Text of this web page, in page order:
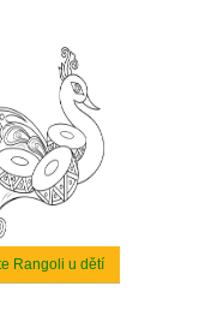
Rangoli u dětí